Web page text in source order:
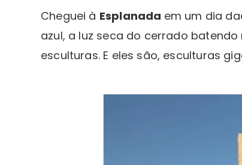
Cheguei à Esplanada em um dia
azul, a luz seca do cerrado
esculturas. E eles são, esculturas